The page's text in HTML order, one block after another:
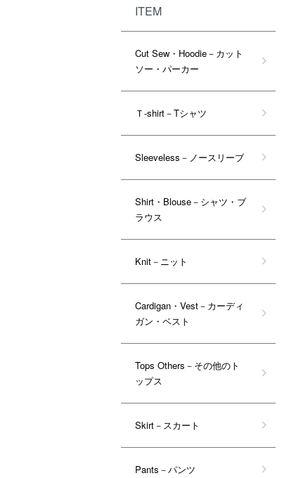
ITEM
Cut Sew・Hoodie－カット
ソー・パーカー
Ｔ-shirt－Tシャツ
Sleeveless－ノースリーブ
Shirt・Blouse－シャツ・ブ
ラウス
Knit－ニット
Cardigan・Vest－カーディ
ガン・ベスト
Tops Others－その他のト
ップス
Skirt－スカート
Pants－パンツ